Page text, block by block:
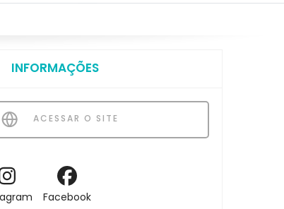
INFORMAÇÕES
ACESSAR O SITE
Facebook